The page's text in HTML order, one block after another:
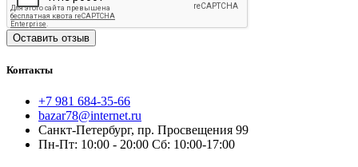
Оставить отзыв
Контакты
+7 981 684-35-66
bazar78@internet.ru
Санкт-Петербург, пр. Просвещения 99
Пн-Пт: 10:00 - 20:00 Сб: 10:00-17:00